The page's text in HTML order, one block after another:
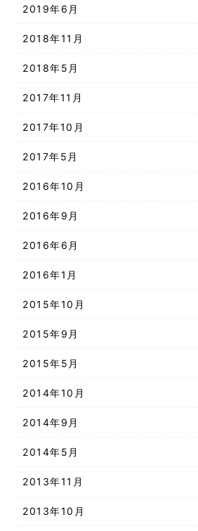
2019年6月
2018年11月
2018年5月
2017年11月
2017年10月
2017年5月
2016年10月
2016年9月
2016年6月
2016年1月
2015年10月
2015年9月
2015年5月
2014年10月
2014年9月
2014年5月
2013年11月
2013年10月